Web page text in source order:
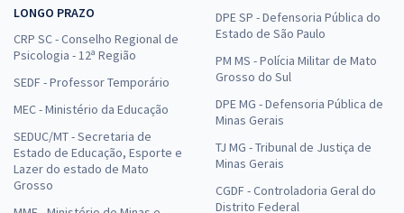
LONGO PRAZO
CRP SC - Conselho Regional de
Psicologia - 12ª Região
SEDF - Professor Temporário
MEC - Ministério da Educação
SEDUC/MT - Secretaria de
Estado de Educação, Esporte e
Lazer do estado de Mato
Grosso
DPE SP - Defensoria Pública do
Estado de São Paulo
PM MS - Polícia Militar de Mato
Grosso do Sul
DPE MG - Defensoria Pública de
Minas Gerais
TJ MG - Tribunal de Justiça de
Minas Gerais
CGDF - Controladoria Geral do
Distrito Federal